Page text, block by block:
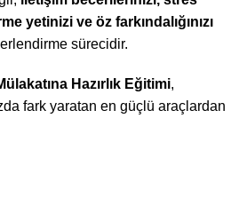
yetinizi ve öz farkındalığınızı
sürecidir.
Hazırlık Eğitimi,
fark yaratan en güçlü araçlardan